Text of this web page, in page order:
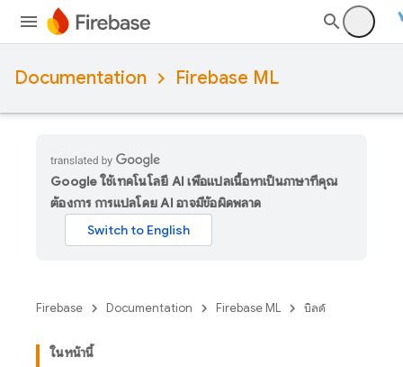
Documentation Firebase ML
Google ใช้เทคโนโลยี AI เพื่อแปลเนื้อหาเป็นภาษาที่คุณ
ต้องการ การแปลโดย AI อาจมีข้อผิดพลาด
Firebase Documentation Firebase ML บิลด์
ในหน้านี้